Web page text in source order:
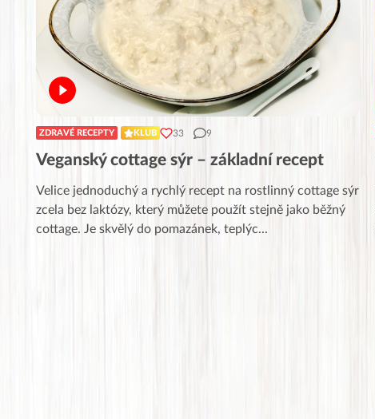
ZDRAVÉ RECEPTY KLUB 33 9
Veganský cottage sýr – základní recept
Velice jednoduchý a rychlý recept na rostlinný cottage sýr
zcela bez laktózy, který můžete použít stejně jako běžný
cottage. Je skvělý do pomazánek, teplýc...